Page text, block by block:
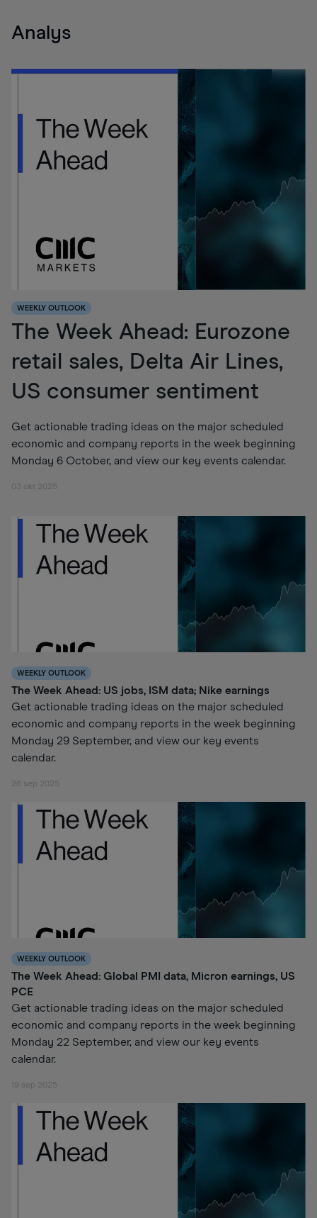
Analys
WEEKLY OUTLOOK
The Week Ahead: Eurozone
retail sales, Delta Air Lines,
US consumer sentiment
Get actionable trading ideas on the major scheduled
economic and company reports in the week beginning
Monday 6 October, and view our key events calendar.
03 okt 2025
WEEKLY OUTLOOK
The Week Ahead: US jobs, ISM data; Nike earnings
Get actionable trading ideas on the major scheduled
economic and company reports in the week beginning
Monday 29 September, and view our key events
calendar.
26 sep 2025
WEEKLY OUTLOOK
The Week Ahead: Global PMI data, Micron earnings, US
PCE
Get actionable trading ideas on the major scheduled
economic and company reports in the week beginning
Monday 22 September, and view our key events
calendar.
19 sep 2025